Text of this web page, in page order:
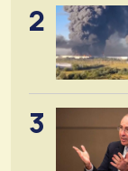
2
3